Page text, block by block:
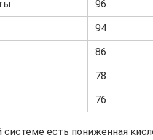
96
94
86
78
76
есть пониженная